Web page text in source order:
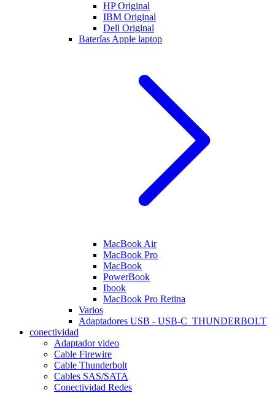
HP Original
IBM Original
Dell Original
Baterías Apple laptop
MacBook Air
MacBook Pro
MacBook
PowerBook
Ibook
MacBook Pro Retina
Varios
Adaptadores USB - USB-C_THUNDERBOLT
conectividad
Adaptador video
Cable Firewire
Cable Thunderbolt
Cables SAS/SATA
Conectividad Redes